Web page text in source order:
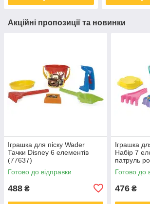
Акційні пропозиції та новинки
Іграшка для піску Wader
Тачки Disney 6 елементів
(77637)
Готово до відправки
488 ₴
Іграшка
Набір 7
патруль
(81542)
Готово до
476 ₴